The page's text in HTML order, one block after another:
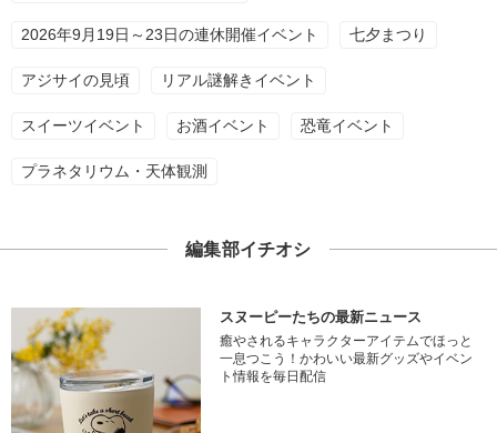
2026年9月19日～23日の連休開催イベント 七夕まつり
アジサイの見頃 リアル謎解きイベント
スイーツイベント お酒イベント 恐竜イベント
プラネタリウム・天体観測
編集部イチオシ
スヌーピーたちの最新ニュース
癒やされるキャラクターアイテムでほっと
一息つこう！かわいい最新グッズやイベン
ト情報を毎日配信